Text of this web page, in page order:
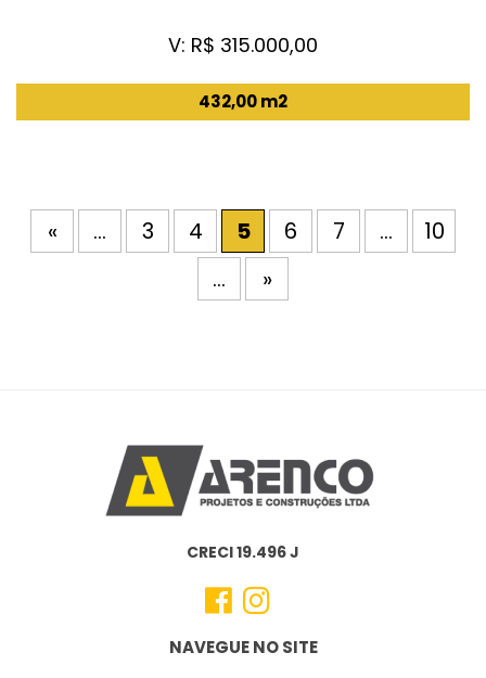
V: R$ 315.000,00
432,00 m2
« ... 3 4 5 6 7 ...
10
...
»
CRECI 19.496 J
NAVEGUE NO SITE